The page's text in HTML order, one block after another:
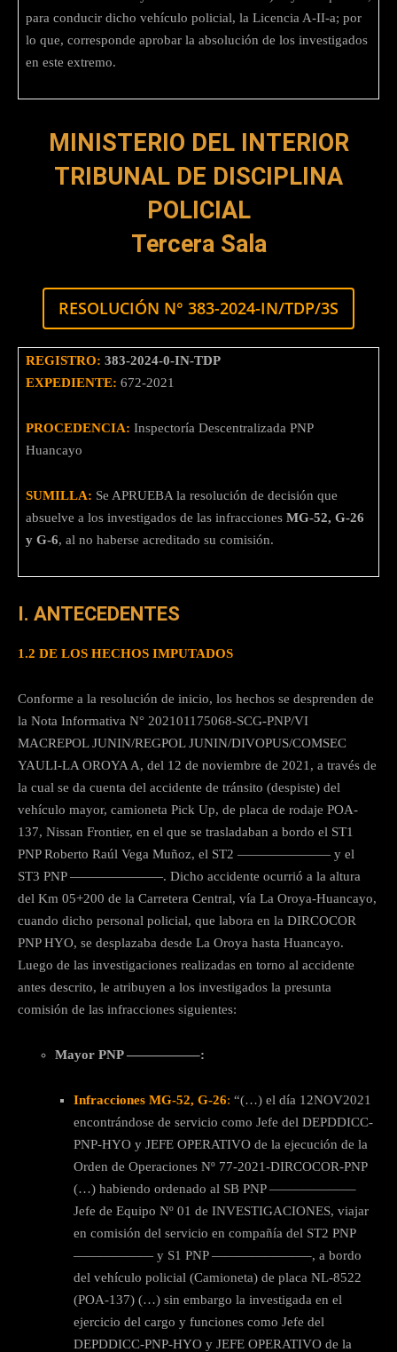
para conducir dicho vehículo policial, la Licencia A-II-a; por
lo que, corresponde aprobar la absolución de los investigados
en este extremo.
MINISTERIO DEL INTERIOR
TRIBUNAL DE DISCIPLINA
POLICIAL
Tercera Sala
RESOLUCIÓN N° 383-2024-IN/TDP/3S
REGISTRO: 383-2024-0-IN-TDP
EXPEDIENTE: 672-2021
PROCEDENCIA: Inspectoría Descentralizada PNP
Huancayo
SUMILLA: Se APRUEBA la resolución de decisión que
absuelve a los investigados de las infracciones MG-52, G-26
y G-6, al no haberse acreditado su comisión.
I. ANTECEDENTES
1.2 DE LOS HECHOS IMPUTADOS
Conforme a la resolución de inicio, los hechos se desprenden de
la Nota Informativa N° 202101175068-SCG-PNP/VI
MACREPOL JUNIN/REGPOL JUNIN/DIVOPUS/COMSEC
YAULI-LA OROYA A, del 12 de noviembre de 2021, a través de
la cual se da cuenta del accidente de tránsito (despiste) del
vehículo mayor, camioneta Pick Up, de placa de rodaje POA-
137, Nissan Frontier, en el que se trasladaban a bordo el ST1
PNP Roberto Raúl Vega Muñoz, el ST2 ——————— y el
ST3 PNP ———————. Dicho accidente ocurrió a la altura
del Km 05+200 de la Carretera Central, vía La Oroya-Huancayo,
cuando dicho personal policial, que labora en la DIRCOCOR
PNP HYO, se desplazaba desde La Oroya hasta Huancayo.
Luego de las investigaciones realizadas en torno al accidente
antes descrito, le atribuyen a los investigados la presunta
comisión de las infracciones siguientes:
Mayor PNP —————–:
Infracciones MG-52, G-26: “(…) el día 12NOV2021
encontrándose de servicio como Jefe del DEPDDICC-
PNP-HYO y JEFE OPERATIVO de la ejecución de la
Orden de Operaciones Nº 77-2021-DIRCOCOR-PNP
(…) habiendo ordenado al SB PNP ——————–
Jefe de Equipo Nº 01 de INVESTIGACIONES, viajar
en comisión del servicio en compañía del ST2 PNP
—————— y S1 PNP ———————–, a bordo
del vehículo policial (Camioneta) de placa NL-8522
(POA-137) (…) sin embargo la investigada en el
ejercicio del cargo y funciones como Jefe del
DEPDDICC-PNP-HYO y JEFE OPERATIVO de la